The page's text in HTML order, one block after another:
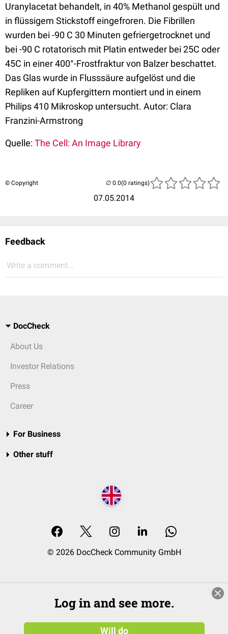
Uranylacetat behandelt, in 40% Methanol gespült und
in flüssigem Stickstoff eingefroren. Die Fibrillen
wurden bei -90 C 30 Minuten gefriergetrocknet und
bei -90 C rotatorisch mit Platin entweder bei 25C oder
45C in einer 400°-Frostfraktur von Balzer beschattet.
Das Glas wurde in Flusssäure aufgelöst und die
Repliken auf Kupfergittern montiert und in einem
Philips 410 Mikroskop untersucht. Autor: Clara
Franzini-Armstrong
Quelle:The Cell: An Image Library
© Copyright
07.05.2014
(0 ratings)
Feedback
Write a comment...
DocCheck
About Us
Investor Relations
Press
Career
For Business
Other stuff
© 2026 DocCheck Community GmbH
Log in and see more.
Will do